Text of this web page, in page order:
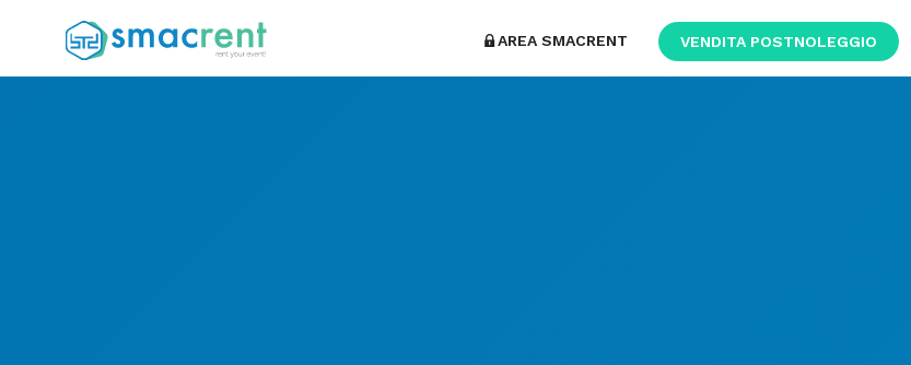
AREA SMACRENT VENDITA POSTNOLEGGIO